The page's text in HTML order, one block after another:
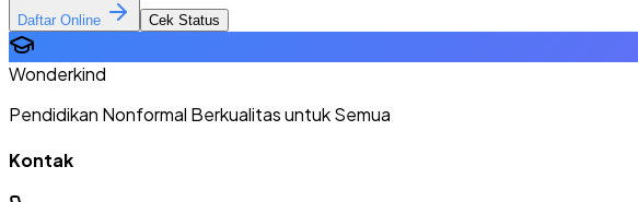
Daftar Online Cek Status
Wonderkind
Pendidikan Nonformal Berkualitas untuk Semua
Kontak